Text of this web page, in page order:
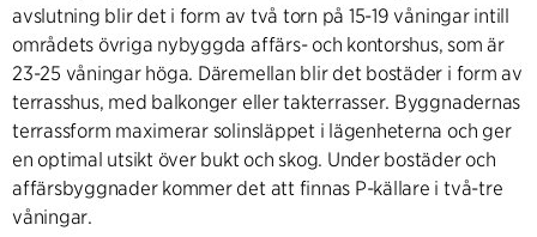
avslutning blir det i form av två torn på 15-19 våningar intill
områdets övriga nybyggda affärs- och kontorshus, som är
23-25 våningar höga. Däremellan blir det bostäder i form av
terrasshus, med balkonger eller takterrasser. Byggnadernas
terrassform maximerar solinsläppet i lägenheterna och ger
en optimal utsikt över bukt och skog. Under bostäder och
affärsbyggnader kommer det att finnas P-källare i två-tre
våningar.